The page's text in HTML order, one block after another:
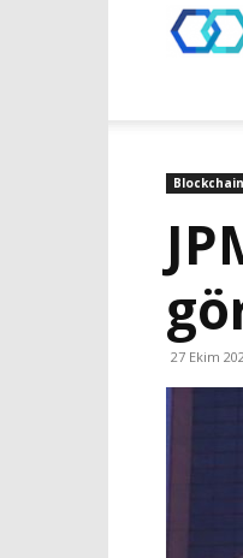
Blockchain
27 Ekim